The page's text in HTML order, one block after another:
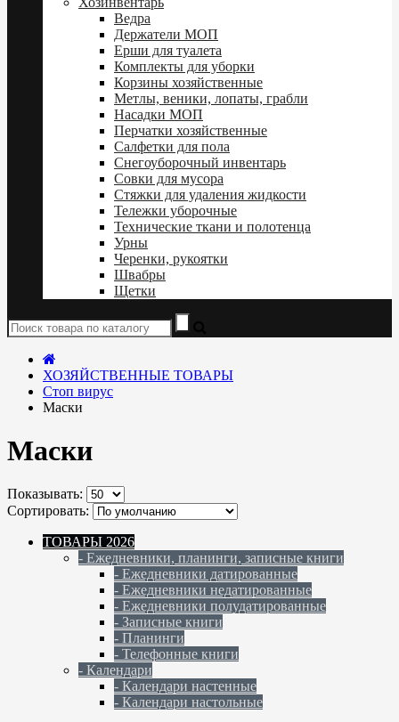
Ведра
Держатели МОП
Ерши для туалета
Комплекты для уборки
Корзины хозяйственные
Метлы, веники, лопаты, грабли
Насадки МОП
Перчатки хозяйственные
Салфетки для пола
Снегоуборочный инвентарь
Совки для мусора
Стяжки для удаления жидкости
Тележки уборочные
Технические ткани и полотенца
Урны
Черенки, рукоятки
Швабры
Щетки
ХОЗЯЙСТВЕННЫЕ ТОВАРЫ
Стоп вирус
Маски
Маски
Показывать:
Сортировать:
ТОВАРЫ 2026
- Ежедневники, планинги, записные книги
- Ежедневники датированные
- Ежедневники недатированные
- Ежедневники полудатированные
- Записные книги
- Планинги
- Телефонные книги
- Календари
- Календари настенные
- Календари настольные